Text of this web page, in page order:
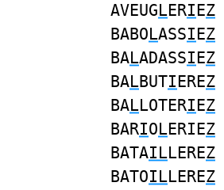
AVEUGLERIEZ
BABOLASSIEZ
BALADASSIEZ
BALBUTIEREZ
BALLOTERIEZ
BARIOLERIEZ
BATAILLEREZ
BATOILLEREZ